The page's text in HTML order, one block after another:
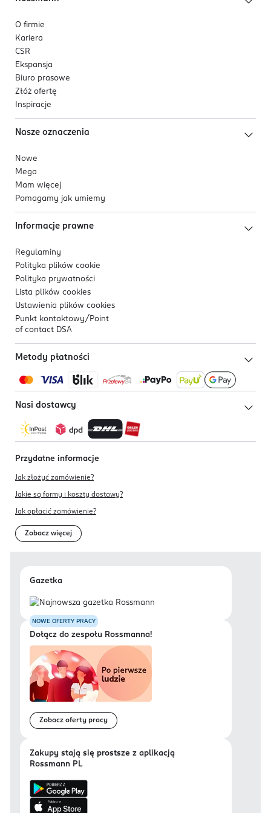
O firmie
Kariera
CSR
Ekspansja
Biuro prasowe
Złóż ofertę
Inspiracje
Nasze oznaczenia
Nowe
Mega
Mam więcej
Pomagamy jak umiemy
Informacje prawne
Regulaminy
Polityka plików cookie
Polityka prywatności
Lista plików cookies
Ustawienia plików cookies
Punkt kontaktowy/ Point
of contact DSA
Metody płatności
Nasi dostawcy
Przydatne informacje
Jak złożyć zamówienie?
Jakie są formy i koszty dostawy?
Jak opłacić zamówienie?
Zobacz więcej
Gazetka
NOWE OFERTY PRACY
Dołącz do zespołu Rossmanna!
Zobacz oferty pracy
Zakupy stają się prostsze z aplikacją
Rossmann PL